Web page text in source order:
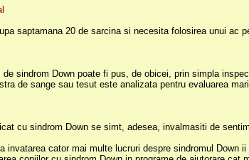
saptamana 20 de sarcina si necesita folosirea unui ac
de sindrom Down poate fi pus, de obicei, prin simpla
de sange sau tesut este analizata pentru evaluarea
cu sindrom Down se simt, adesea, invalmasiti de
invatarea cator mai multe lucruri despre sindromul Down